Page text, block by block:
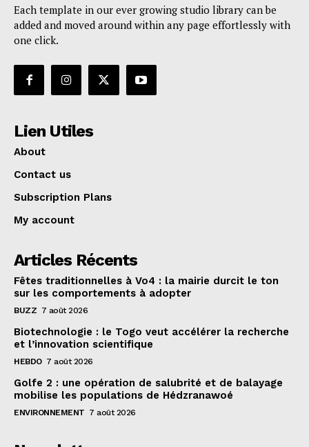
Each template in our ever growing studio library can be
added and moved around within any page effortlessly with
one click.
Lien Utiles
About
Contact us
Subscription Plans
My account
Articles Récents
Fêtes traditionnelles à Vo4 : la mairie durcit le ton
sur les comportements à adopter
BUZZ 7 août 2026
Biotechnologie : le Togo veut accélérer la recherche
et l’innovation scientifique
HEBDO 7 août 2026
Golfe 2 : une opération de salubrité et de balayage
mobilise les populations de Hédzranawoé
ENVIRONNEMENT 7 août 2026